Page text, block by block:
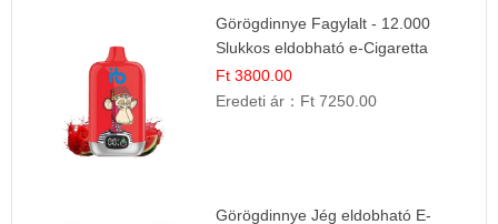
Görögdinnye Fagylalt - 12.000
Slukkos eldobható e-Cigaretta
Ft 3800.00
Eredeti ár： Ft 7250.00
Görögdinnye Jég eldobható E-